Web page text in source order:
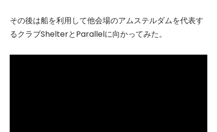
その後は船を利用して他会場のアムステルダムを代表す
るクラブShelterとParallelに向かってみた。